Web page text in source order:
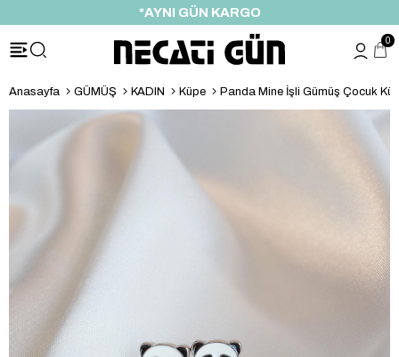
*AYNI GÜN KARGO
0
Anasayfa GÜMÜŞ KADIN Küpe Panda Mine İşli Gümüş Çocuk